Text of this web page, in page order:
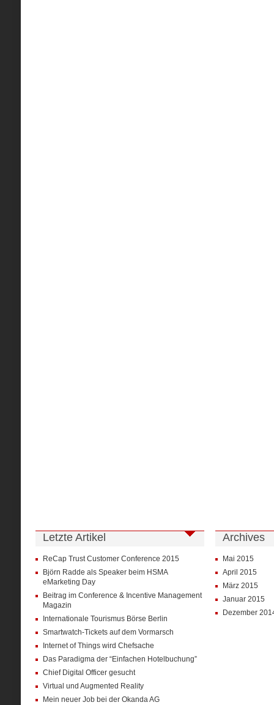
Letzte Artikel
ReCap Trust Customer Conference 2015
Björn Radde als Speaker beim HSMA
eMarketing Day
Beitrag im Conference & Incentive Management
Magazin
Internationale Tourismus Börse Berlin
Smartwatch-Tickets auf dem Vormarsch
Internet of Things wird Chefsache
Das Paradigma der “Einfachen Hotelbuchung”
Chief Digital Officer gesucht
Virtual und Augmented Reality
Mein neuer Job bei der Okanda AG
Archives
Mai 2015
April 2015
März 2015
Januar 2015
Dezember